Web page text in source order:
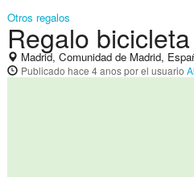
Otros regalos
Regalo
Madrid, Comunidad de Madrid,
Publicado hace 4 anospor el usuario